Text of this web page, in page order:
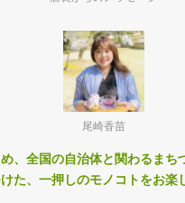
尾崎香苗
、全国の自治体と関わるまち
た、一押しのモノコトをお楽